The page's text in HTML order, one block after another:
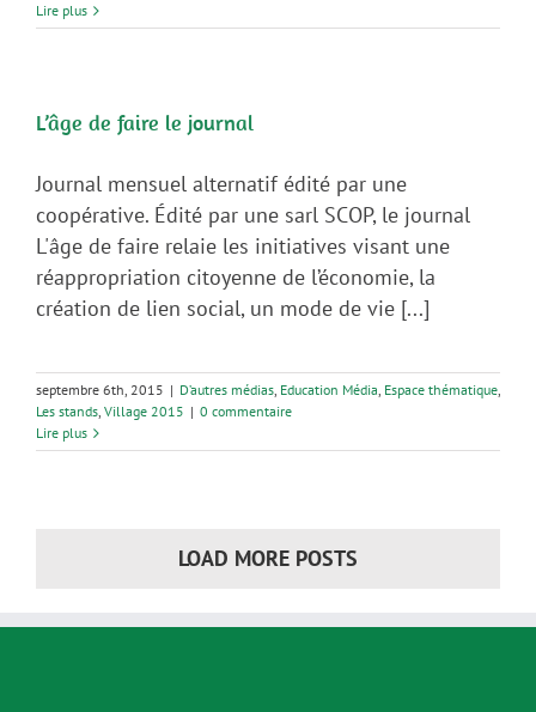
Lire plus
L’âge de faire le journal
Journal mensuel alternatif édité par une
coopérative. Édité par une sarl SCOP, le journal
L'âge de faire relaie les initiatives visant une
réappropriation citoyenne de l’économie, la
création de lien social, un mode de vie [...]
septembre 6th, 2015 | D’autres médias, Education Média, Espace thématique,
Les stands, Village 2015 | 0 commentaire
Lire plus
LOAD MORE POSTS